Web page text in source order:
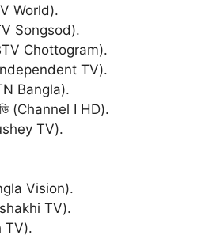
World).
Songsod).
(BTV Chottogram).
(Independent TV).
Bangla).
(Channel I HD).
TV).
Vision).
TV).
TV).